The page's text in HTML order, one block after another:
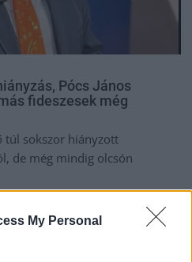
My Personal
Pócs János
fideszesek még
túl sokszor hiányzott
de még mindig olcsón